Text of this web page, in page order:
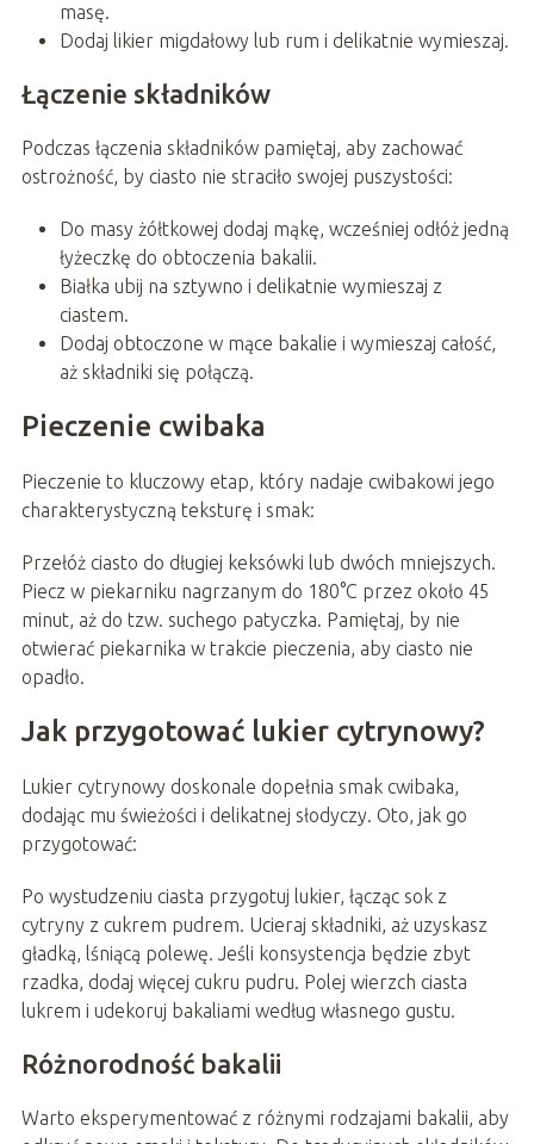
masę.
Dodaj likier migdałowy lub rum i delikatnie wymieszaj.
Łączenie składników
Podczas łączenia składników pamiętaj, aby zachować
ostrożność, by ciasto nie straciło swojej puszystości:
Do masy żółtkowej dodaj mąkę, wcześniej odłóż jedną
łyżeczkę do obtoczenia bakalii.
Białka ubij na sztywno i delikatnie wymieszaj z
ciastem.
Dodaj obtoczone w mące bakalie i wymieszaj całość,
aż składniki się połączą.
Pieczenie cwibaka
Pieczenie to kluczowy etap, który nadaje cwibakowi jego
charakterystyczną teksturę i smak:
Przełóż ciasto do długiej keksówki lub dwóch mniejszych.
Piecz w piekarniku nagrzanym do 180°C przez około 45
minut, aż do tzw. suchego patyczka. Pamiętaj, by nie
otwierać piekarnika w trakcie pieczenia, aby ciasto nie
opadło.
Jak przygotować lukier cytrynowy?
Lukier cytrynowy doskonale dopełnia smak cwibaka,
dodając mu świeżości i delikatnej słodyczy. Oto, jak go
przygotować:
Po wystudzeniu ciasta przygotuj lukier, łącząc sok z
cytryny z cukrem pudrem. Ucieraj składniki, aż uzyskasz
gładką, lśniącą polewę. Jeśli konsystencja będzie zbyt
rzadka, dodaj więcej cukru pudru. Polej wierzch ciasta
lukrem i udekoruj bakaliami według własnego gustu.
Różnorodność bakalii
Warto eksperymentować z różnymi rodzajami bakalii, aby